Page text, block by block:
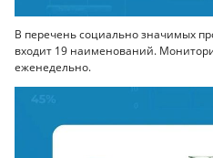
В перечень социально значимых
входит 19 наименований.
еженедельно.